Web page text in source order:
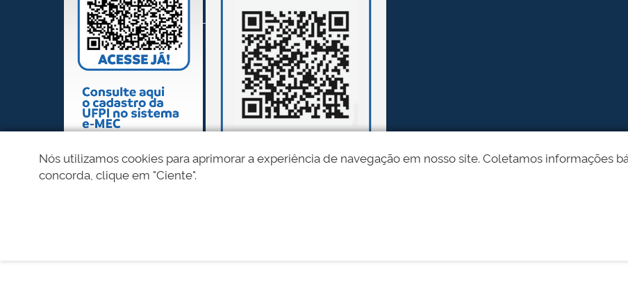
Nós utilizamos cookies para aprimorar a experiência de navegação em nosso site. Coletamos informações
concorda, clique em "Ciente".